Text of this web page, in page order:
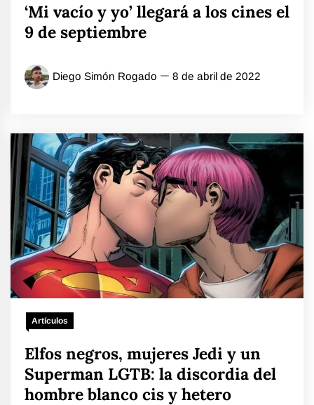
‘Mi vacío y yo’ llegará a los cines el
9 de septiembre
Diego Simón Rogado 8 de abril de 2022
Artículos
Elfos negros, mujeres Jedi y un
Superman LGTB: la discordia del
hombre blanco cis y hetero